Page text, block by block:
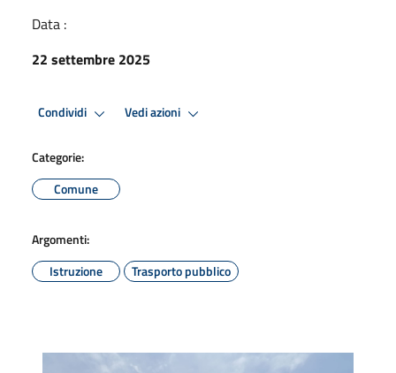
Data :
22 settembre 2025
Condividi Vedi azioni
Categorie:
Comune
Argomenti:
Istruzione
Trasporto pubblico